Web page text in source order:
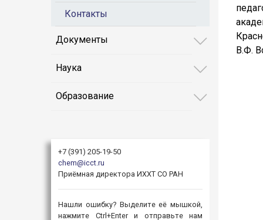
Контакты
Документы
Наука
Образование
+7 (391) 205-19-50
chem@icct.ru
Приёмная директора ИХХТ СО РАН
Нашли ошибку? Выделите её мышкой,
нажмите Ctrl+Enter и отправьте нам
В.Ф.